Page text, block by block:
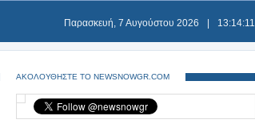
Παρασκευή, 7 Αυγούστου 2026 13:14:11
ΑΚΟΛΟΥΘΗΣΤΕ ΤΟ NEWSNOWGR.COM